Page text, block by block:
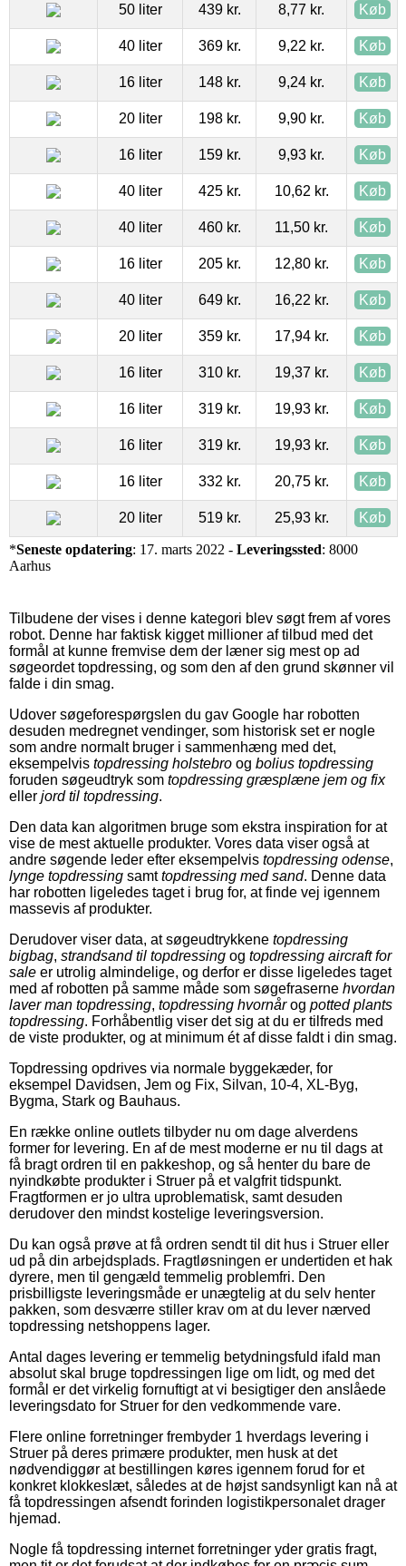
50 liter 439 kr. 8,77 kr. Køb
40 liter 369 kr. 9,22 kr. Køb
16 liter 148 kr. 9,24 kr. Køb
20 liter 198 kr. 9,90 kr. Køb
16 liter 159 kr. 9,93 kr. Køb
40 liter 425 kr. 10,62 kr. Køb
40 liter 460 kr. 11,50 kr. Køb
16 liter 205 kr. 12,80 kr. Køb
40 liter 649 kr. 16,22 kr. Køb
20 liter 359 kr. 17,94 kr. Køb
16 liter 310 kr. 19,37 kr. Køb
16 liter 319 kr. 19,93 kr. Køb
16 liter 319 kr. 19,93 kr. Køb
16 liter 332 kr. 20,75 kr. Køb
20 liter 519 kr. 25,93 kr. Køb
*Seneste opdatering: 17. marts 2022 - Leveringssted: 8000
Aarhus
Tilbudene der vises i denne kategori blev søgt frem af vores
robot. Denne har faktisk kigget millioner af tilbud med det
formål at kunne fremvise dem der læner sig mest op ad
søgeordet topdressing, og som den af den grund skønner vil
falde i din smag.
Udover søgeforespørgslen du gav Google har robotten
desuden medregnet vendinger, som historisk set er nogle
som andre normalt bruger i sammenhæng med det,
eksempelvis topdressing holstebro og bolius topdressing
foruden søgeudtryk som topdressing græsplæne jem og fix
eller jord til topdressing.
Den data kan algoritmen bruge som ekstra inspiration for at
vise de mest aktuelle produkter. Vores data viser også at
andre søgende leder efter eksempelvis topdressing odense,
lynge topdressing samttopdressing med sand. Denne data
har robotten ligeledes taget i brug for, at finde vej igennem
massevis af produkter.
Derudover viser data, at søgeudtrykkene topdressing
bigbag, strandsand til topdressing og topdressing aircraft for
sale er utrolig almindelige, og derfor er disse ligeledes taget
med af robotten på samme måde som søgefraserne hvordan
laver man topdressing, topdressing hvornårog potted plants
topdressing. Forhåbentlig viser det sig at du er tilfreds med
de viste produkter, og at minimum ét af disse faldt i din smag.
Topdressing opdrives via normale byggekæder, for
eksempel Davidsen, Jem og Fix, Silvan, 10-4, XL-Byg,
Bygma, Stark og Bauhaus.
En række online outlets tilbyder nu om dage alverdens
former for levering. En af de mest moderne er nu til dags at
få bragt ordren til en pakkeshop, og så henter du bare de
nyindkøbte produkter i Struer på et valgfrit tidspunkt.
Fragtformen er jo ultra uproblematisk, samt desuden
derudover den mindst kostelige leveringsversion.
Du kan også prøve at få ordren sendt til dit hus i Struer eller
ud på din arbejdsplads. Fragtløsningen er undertiden et hak
dyrere, men til gengæld temmelig problemfri. Den
prisbilligste leveringsmåde er unægtelig at du selv henter
pakken, som desværre stiller krav om at du lever nærved
topdressing netshoppens lager.
Antal dages levering er temmelig betydningsfuld ifald man
absolut skal bruge topdressingen lige om lidt, og med det
formål er det virkelig fornuftigt at vi besigtiger den anslåede
leveringsdato for Struer for den vedkommende vare.
Flere online forretninger frembyder 1 hverdags levering i
Struer på deres primære produkter, men husk at det
nødvendiggør at bestillingen køres igennem forud for et
konkret klokkeslæt, således at de højst sandsynligt kan nå at
få topdressingen afsendt forinden logistikpersonalet drager
hjemad.
Nogle få topdressing internet forretninger yder gratis fragt,